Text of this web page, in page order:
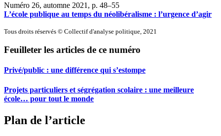
Numéro 26, automne 2021 , p. 48–55
L’école publique au temps du néolibéralisme : l’urgence d’agir
Tous droits réservés © Collectif d'analyse politique, 2021
Feuilleter les articles de ce numéro
Privé/public : une différence qui s’estompe
Projets particuliers et ségrégation scolaire : une meilleure
école… pour tout le monde
Plan de l’article